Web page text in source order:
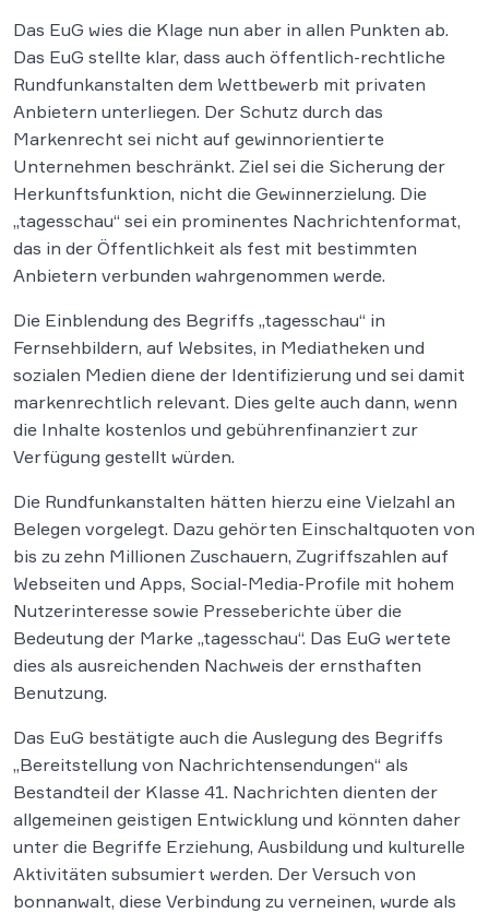
Das EuG wies die Klage nun aber in allen Punkten ab.
Das EuG stellte klar, dass auch öffentlich-rechtliche
Rundfunkanstalten dem Wettbewerb mit privaten
Anbietern unterliegen. Der Schutz durch das
Markenrecht sei nicht auf gewinnorientierte
Unternehmen beschränkt. Ziel sei die Sicherung der
Herkunftsfunktion, nicht die Gewinnerzielung. Die
„tagesschau“ sei ein prominentes Nachrichtenformat,
das in der Öffentlichkeit als fest mit bestimmten
Anbietern verbunden wahrgenommen werde.
Die Einblendung des Begriffs „tagesschau“ in
Fernsehbildern, auf Websites, in Mediatheken und
sozialen Medien diene der Identifizierung und sei damit
markenrechtlich relevant. Dies gelte auch dann, wenn
die Inhalte kostenlos und gebührenfinanziert zur
Verfügung gestellt würden.
Die Rundfunkanstalten hätten hierzu eine Vielzahl an
Belegen vorgelegt. Dazu gehörten Einschaltquoten von
bis zu zehn Millionen Zuschauern, Zugriffszahlen auf
Webseiten und Apps, Social-Media-Profile mit hohem
Nutzerinteresse sowie Presseberichte über die
Bedeutung der Marke „tagesschau“. Das EuG wertete
dies als ausreichenden Nachweis der ernsthaften
Benutzung.
Das EuG bestätigte auch die Auslegung des Begriffs
„Bereitstellung von Nachrichtensendungen“ als
Bestandteil der Klasse 41. Nachrichten dienten der
allgemeinen geistigen Entwicklung und könnten daher
unter die Begriffe Erziehung, Ausbildung und kulturelle
Aktivitäten subsumiert werden. Der Versuch von
bonnanwalt, diese Verbindung zu verneinen, wurde als